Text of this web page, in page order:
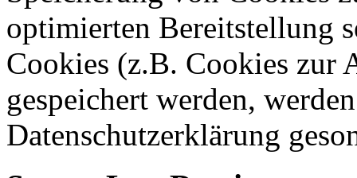
optimierten Bereitstellung
Cookies (z.B. Cookies zur
gespeichert werden,
Datenschutzerklärung